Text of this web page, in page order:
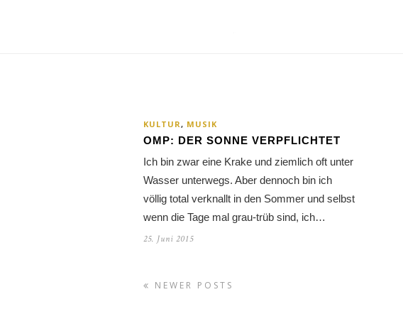
KULTUR, MUSIK
OMP: DER SONNE VERPFLICHTET
Ich bin zwar eine Krake und ziemlich oft unter
Wasser unterwegs. Aber dennoch bin ich
völlig total verknallt in den Sommer und selbst
wenn die Tage mal grau-trüb sind, ich…
25. Juni 2015
NEWER POSTS